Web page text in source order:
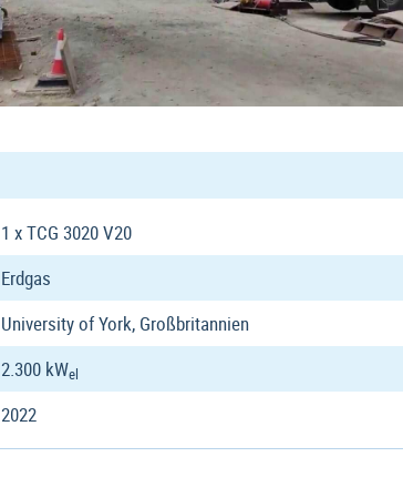
1 x TCG 3020 V20
Erdgas
University of York, Großbritannien
2.300 kWel
2022